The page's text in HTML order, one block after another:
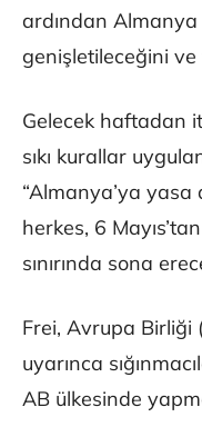
ardından Almanya
genişletileceğini ve
Gelecek haftadan
sıkı kurallar
“Almanya’ya yasa
herkes, 6
sınırında sona
Frei, Avrupa Birliği
uyarınca
AB ülkesinde